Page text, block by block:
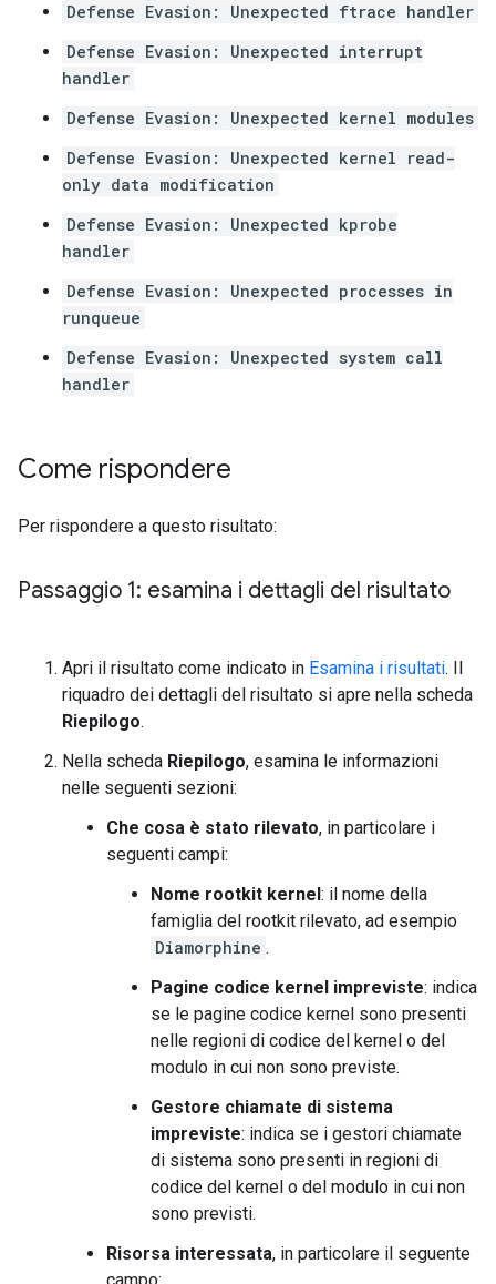
Defense Evasion: Unexpected ftrace handler
Defense Evasion: Unexpected interrupt
handler
Defense Evasion: Unexpected kernel modules
Defense Evasion: Unexpected kernel read-
only data modification
Defense Evasion: Unexpected kprobe
handler
Defense Evasion: Unexpected processes in
runqueue
Defense Evasion: Unexpected system call
handler
Come rispondere
Per rispondere a questo risultato:
Passaggio 1: esamina i dettagli del risultato
Apri il risultato come indicato in Esamina i risultati. Il
riquadro dei dettagli del risultato si apre nella scheda
Riepilogo.
Nella scheda Riepilogo, esamina le informazioni
nelle seguenti sezioni:
Che cosa è stato rilevato, in particolare i
seguenti campi:
Nome rootkit kernel: il nome della
famiglia del rootkit rilevato, ad esempio
Diamorphine .
Pagine codice kernel impreviste: indica
se le pagine codice kernel sono presenti
nelle regioni di codice del kernel o del
modulo in cui non sono previste.
Gestore chiamate di sistema
impreviste: indica se i gestori chiamate
di sistema sono presenti in regioni di
codice del kernel o del modulo in cui non
sono previsti.
Risorsa interessata, in particolare il seguente